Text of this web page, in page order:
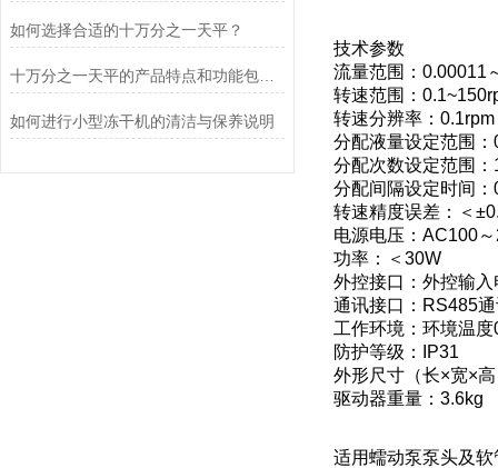
如何选择合适的十万分之一天平？
十万分之一天平的产品特点和功能包括哪些
如何进行小型冻干机的清洁与保养说明
技术参数
流量范围：0.00011
转速范围：
转速分辨率：0.1rpm
分配液量设定范围
分配次数设定范围
分配间隔设定时间
转速精度误差：＜
电源电压：AC100
功率：＜30W
外控接口：外控输
通讯接口：RS485
工作环境：环境温
防护等级：IP31
外形尺寸（长×宽×
驱动器重量：3.6kg
适用蠕动泵泵头及